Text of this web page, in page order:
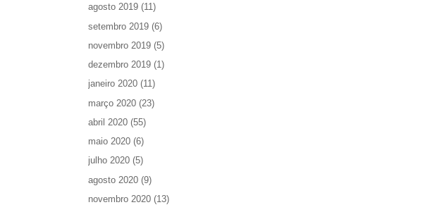
agosto 2019 (11)
setembro 2019 (6)
novembro 2019 (5)
dezembro 2019 (1)
janeiro 2020 (11)
março 2020 (23)
abril 2020 (55)
maio 2020 (6)
julho 2020 (5)
agosto 2020 (9)
novembro 2020 (13)